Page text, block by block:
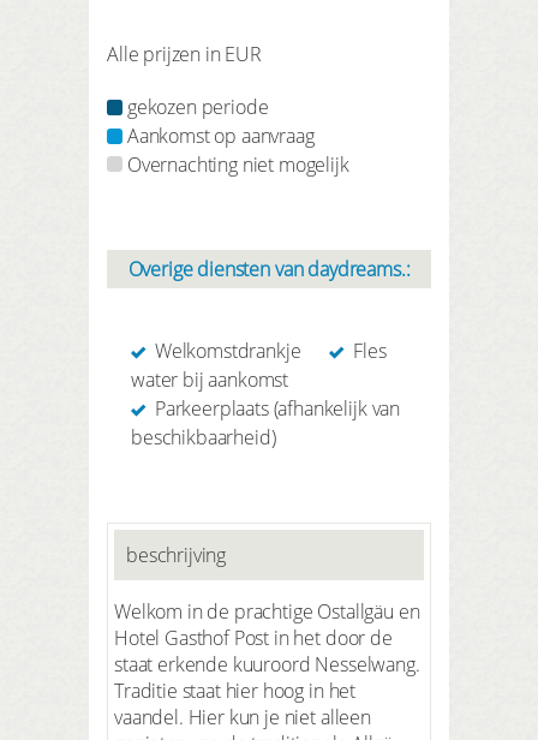
Alle prijzen in EUR
gekozen periode
Aankomst op aanvraag
Overnachting niet mogelijk
Overige diensten van daydreams.:
Welkomstdrankje
Fles
water bij aankomst
Parkeerplaats (afhankelijk van
beschikbaarheid)
beschrijving
Welkom in de prachtige Ostallgäu en
Hotel Gasthof Post in het door de
staat erkende kuuroord Nesselwang.
Traditie staat hier hoog in het
vaandel. Hier kun je niet alleen